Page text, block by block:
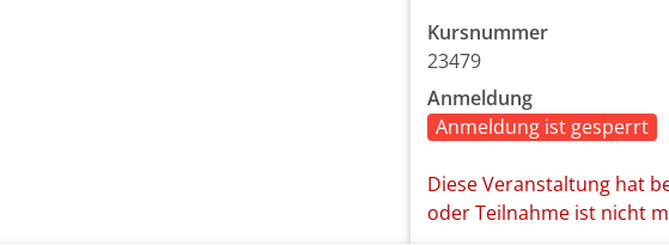
Kursnummer
23479
Anmeldung
Anmeldung ist gesperrt
Diese Veranstaltung hat
oder Teilnahme ist nicht